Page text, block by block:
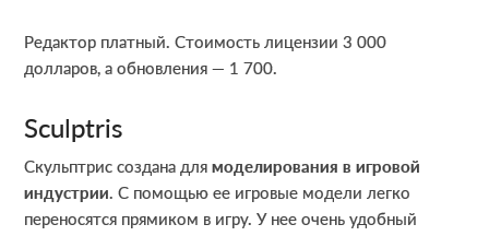
Редактор платный. Стоимость лицензии 3 000
долларов, а обновления — 1 700.
Sculptris
Скульптрис создана длямоделирования в игровой
индустрии. С помощью ее игровые модели легко
переносятся прямиком в игру. У нее очень удобный